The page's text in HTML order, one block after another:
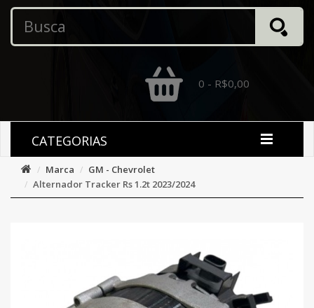
0 - R$0,00
CATEGORIAS
Marca
GM - Chevrolet
Alternador Tracker Rs 1.2t 2023/2024